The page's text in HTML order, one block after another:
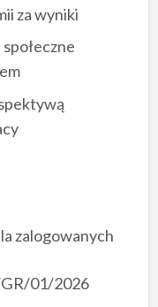
za wyniki
zalogowanych
01/2026